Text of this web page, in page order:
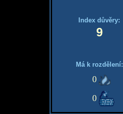
Index důvěry:
9
Má k rozdělení:
0
0